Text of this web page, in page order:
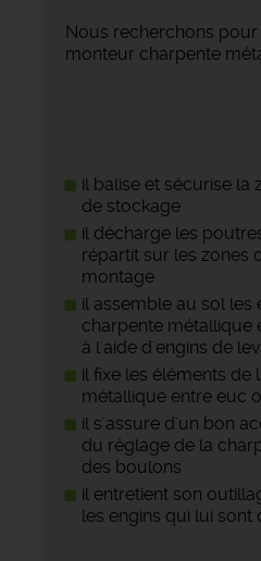
Nous recherchons
monteur charpente
il balise et sécurise la
de stockage
il décharge les
répartit sur les zones
montage
il assemble au sol les
charpente métallique
à l'aide d'engins de
il fixe les éléments de
métallique entre euc
il s'assure d'un bon
du réglage de la
des boulons
il entretient son
les engins qui lui sont